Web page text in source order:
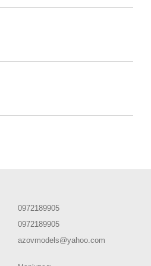
0972189905
0972189905
azovmodels@yahoo.com